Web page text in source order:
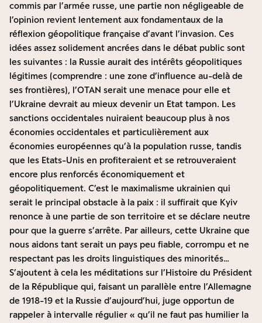
commis par l’armée russe, une partie non négligeable de
l’opinion revient lentement aux fondamentaux de la
réflexion géopolitique française d’avant l’invasion. Ces
idées assez solidement ancrées dans le débat public sont
les suivantes : la Russie aurait des intérêts géopolitiques
légitimes (comprendre : une zone d’influence au-delà de
ses frontières), l’OTAN serait une menace pour elle et
l’Ukraine devrait au mieux devenir un Etat tampon. Les
sanctions occidentales nuiraient beaucoup plus à nos
économies occidentales et particulièrement aux
économies européennes qu’à la population russe, tandis
que les Etats-Unis en profiteraient et se retrouveraient
encore plus renforcés économiquement et
géopolitiquement. C’est le maximalisme ukrainien qui
serait le principal obstacle à la paix : il suffirait que Kyiv
renonce à une partie de son territoire et se déclare neutre
pour que la guerre s’arrête. Par ailleurs, cette Ukraine que
nous aidons tant serait un pays peu fiable, corrompu et ne
respectant pas les droits linguistiques des minorités…
S’ajoutent à cela les méditations sur l’Histoire du Président
de la République qui, faisant un parallèle entre l’Allemagne
de 1918-19 et la Russie d’aujourd’hui, juge opportun de
rappeler à intervalle régulier « qu’il ne faut pas humilier la